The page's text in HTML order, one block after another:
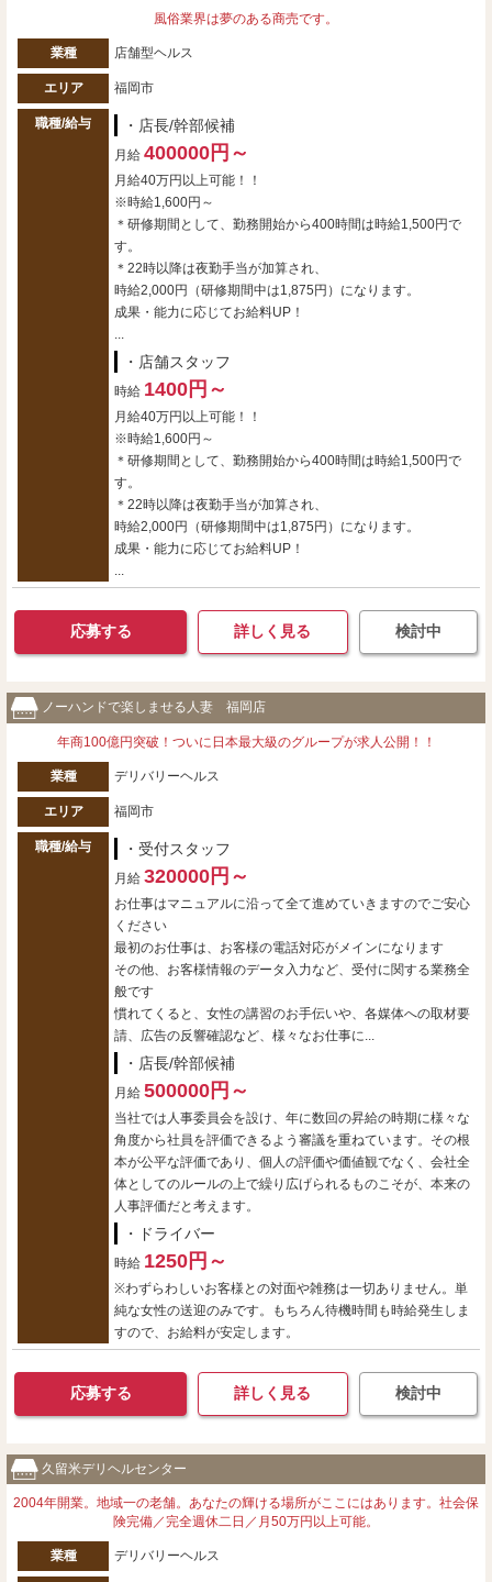
風俗業界は夢のある商売です。
業種 店舗型ヘルス
エリア 福岡市
職種/給与 ・店長/幹部候補
月給 400000円～
月給40万円以上可能！！
※時給1,600円～
＊研修期間として、勤務開始から400時間は時給1,500円で
す。
＊22時以降は夜勤手当が加算され、
時給2,000円（研修期間中は1,875円）になります。
成果・能力に応じてお給料UP！
...
・店舗スタッフ
時給 1400円～
月給40万円以上可能！！
※時給1,600円～
＊研修期間として、勤務開始から400時間は時給1,500円で
す。
＊22時以降は夜勤手当が加算され、
時給2,000円（研修期間中は1,875円）になります。
成果・能力に応じてお給料UP！
...
応募する 詳しく見る 検討中
ノーハンドで楽しませる人妻 福岡店
年商100億円突破！ついに日本最大級のグループが求人公開！！
業種 デリバリーヘルス
エリア 福岡市
職種/給与 ・受付スタッフ
月給 320000円～
お仕事はマニュアルに沿って全て進めていきますのでご安心
ください
最初のお仕事は、お客様の電話対応がメインになります
その他、お客様情報のデータ入力など、受付に関する業務全
般です
慣れてくると、女性の講習のお手伝いや、各媒体への取材要
請、広告の反響確認など、様々なお仕事に...
・店長/幹部候補
月給 500000円～
当社では人事委員会を設け、年に数回の昇給の時期に様々な
角度から社員を評価できるよう審議を重ねています。その根
本が公平な評価であり、個人の評価や価値観でなく、会社全
体としてのルールの上で繰り広げられるものこそが、本来の
人事評価だと考えます。
・ドライバー
時給 1250円～
※わずらわしいお客様との対面や雑務は一切ありません。単
純な女性の送迎のみです。もちろん待機時間も時給発生しま
すので、お給料が安定します。
応募する 詳しく見る 検討中
久留米デリヘルセンター
2004年開業。地域一の老舗。あなたの輝ける場所がここにはあります。社会保
険完備／完全週休二日／月50万円以上可能。
業種 デリバリーヘルス